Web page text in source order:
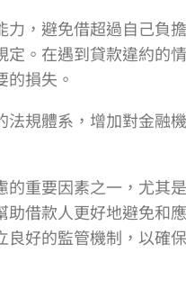
，避免借超過自己負
。在遇到貸款違約的
損失。
規體系，增加對金融
重要因素之一，尤其
借款人更好地避免和
好的監管機制，以確